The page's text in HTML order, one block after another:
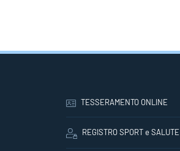
TESSERAMENTO ONLINE
REGISTRO SPORT e